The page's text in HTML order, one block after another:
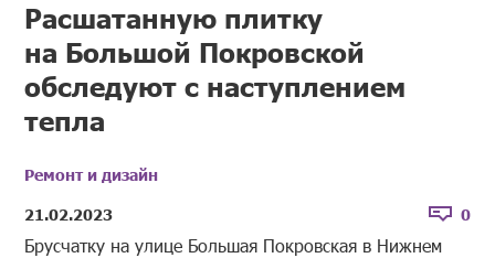
Расшатанную плитку
на Большой Покровской
обследуют с наступлением
тепла
Ремонт и дизайн
21.02.2023
0
Брусчатку на улице Большая Покровская в Нижнем